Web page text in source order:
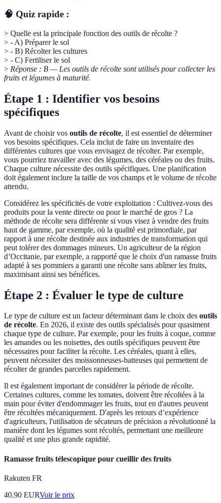
🧠 Quiz rapide :
> Quelle est la principale fonction des outils de récolte ?
> - A) Préparer le sol
> - B) Récolter les cultures
> - C) Fertiliser le sol
> Réponse : B — Les outils de récolte sont utilisés pour collecter les
fruits et légumes à maturité.
Étape 1 : Identifier vos besoins
spécifiques
Avant de choisir vos outils de récolte, il est essentiel de déterminer
vos besoins spécifiques. Cela inclut de faire un inventaire des
différentes cultures que vous envisagez de récolter. Par exemple,
vous pourriez travailler avec des légumes, des céréales ou des fruits.
Chaque culture nécessite des outils spécifiques. Une planification
doit également inclure la taille de vos champs et le volume de récolte
attendu.
Considérez les spécificités de votre exploitation : Cultivez-vous des
produits pour la vente directe ou pour le marché de gros ? La
méthode de récolte sera différente si vous visez à vendre des fruits
haut de gamme, par exemple, où la qualité est primordiale, par
rapport à une récolte destinée aux industries de transformation qui
peut tolérer des dommages mineurs. Un agriculteur de la région
d’Occitanie, par exemple, a rapporté que le choix d'un ramasse fruits
adapté à ses pommiers a garanti une récolte sans abîmer les fruits,
maximisant ainsi ses bénéfices.
Étape 2 : Évaluer le type de culture
Le type de culture est un facteur déterminant dans le choix des outils
de récolte. En 2026, il existe des outils spécialisés pour quasiment
chaque type de culture. Par exemple, pour les fruits à coque, comme
les amandes ou les noisettes, des outils spécifiques peuvent être
nécessaires pour faciliter la récolte. Les céréales, quant à elles,
peuvent nécessiter des moissonneuses-batteuses qui permettent de
récolter de grandes parcelles rapidement.
Il est également important de considérer la période de récolte.
Certaines cultures, comme les tomates, doivent être récoltées à la
main pour éviter d'endommager les fruits, tout en d'autres peuvent
être récoltées mécaniquement. D'après les retours d’expérience
d'agriculteurs, l'utilisation de sécateurs de précision a révolutionné la
manière dont les légumes sont récoltés, permettant une meilleure
qualité et une plus grande rapidité.
Ramasse fruits télescopique pour cueillir des fruits
Rakuten FR
40.90 EURVoir le prix